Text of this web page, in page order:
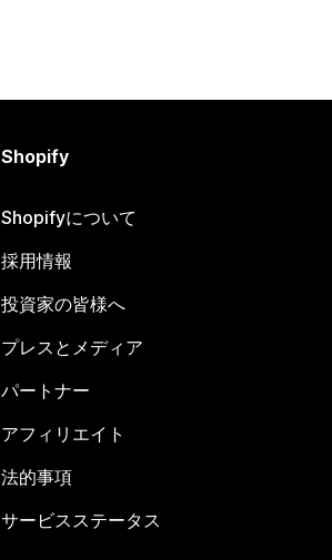
Shopify
Shopifyについて
採用情報
投資家の皆様へ
プレスとメディア
パートナー
アフィリエイト
法的事項
サービスステータス